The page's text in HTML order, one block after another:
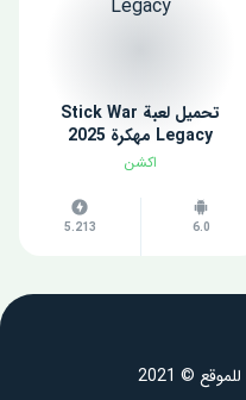
تحميل لعبة Stick War
Legacy مهكرة 2025
اكشن
6.0
5.213
© 2021